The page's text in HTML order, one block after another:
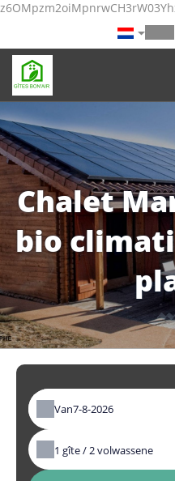
Chalet
bio
Van
1 gîte /2volwassene